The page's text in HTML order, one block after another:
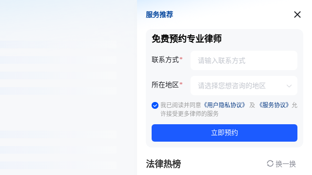
服务推荐
服务推荐
免费预约专业律师
联系方式
所在地区
我已阅读并同意 《用户隐私协议》 及 《服务协议》 允
许接受更多律师的服务
立即预约
法律热榜 换一换